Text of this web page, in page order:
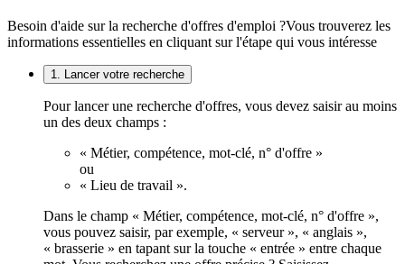
Besoin d'aide sur la recherche d'offres d'emploi ?Vous trouverez les
informations essentielles en cliquant sur l'étape qui vous intéresse
1. Lancer votre recherche
Pour lancer une recherche d'offres, vous devez saisir au moins
un des deux champs :
« Métier, compétence, mot-clé, n° d'offre »
ou
« Lieu de travail ».
Dans le champ « Métier, compétence, mot-clé, n° d'offre »,
vous pouvez saisir, par exemple, « serveur », « anglais »,
« brasserie » en tapant sur la touche « entrée » entre chaque